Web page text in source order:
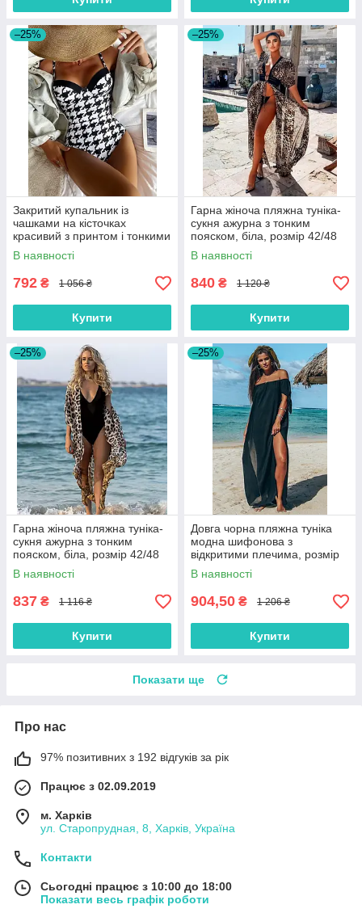
–25%
Закритий купальник із
чашками на кісточках
красивий з принтом і тонкими
бретелями, чорно-білий,
розмір S, M, L
В наявності
792 ₴ 1 056 ₴
Купити
–25%
Гарна жіноча пляжна туніка-
сукня ажурна з тонким
пояском, біла, розмір 42/48
В наявності
840 ₴ 1 120 ₴
Купити
–25%
Гарна жіноча пляжна туніка-
сукня ажурна з тонким
пояском, біла, розмір 42/48
В наявності
837 ₴ 1 116 ₴
Купити
–25%
Довга чорна пляжна туніка
модна шифонова з
відкритими плечима, розмір
42/48
В наявності
904,50 ₴ 1 206 ₴
Купити
Показати ще
Про нас
97% позитивних з 192 відгуків за рік
Працює з 02.09.2019
м. Харків
ул. Старопрудная, 8, Харків, Україна
Контакти
Сьогодні працює з 10:00 до 18:00
Показати весь графік роботи